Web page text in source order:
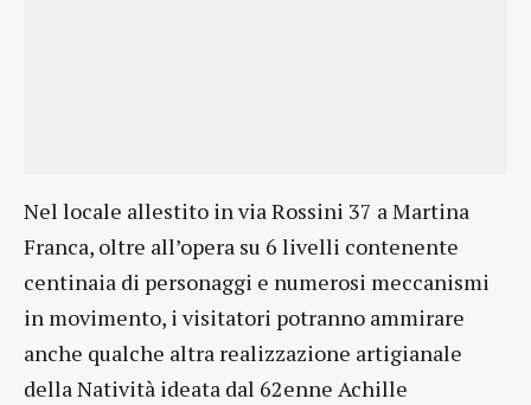
Nel locale allestito in via Rossini 37 a Martina
Franca, oltre all’opera su 6 livelli contenente
centinaia di personaggi e numerosi meccanismi
in movimento, i visitatori potranno ammirare
anche qualche altra realizzazione artigianale
della Natività ideata dal 62enne Achille